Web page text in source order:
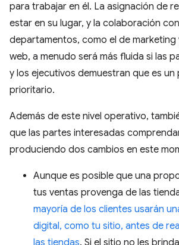
para trabajar en él. La asignación de
estar en su lugar, y la colaboración
departamentos, como el de marketing
web, a menudo será más fluida si las
y los ejecutivos demuestran que es
prioritario.
Además de este nivel operativo,
que las partes interesadas
produciendo dos cambios en este
Aunque es posible que una
tus ventas provenga de las
mayoría de los clientes usarán
digital, como tu sitio, antes de
las tiendas. Si el sitio no les